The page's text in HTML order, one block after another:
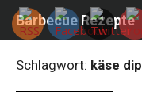
Skip
Barbecue Rezepte
Schlagwort: käse dip